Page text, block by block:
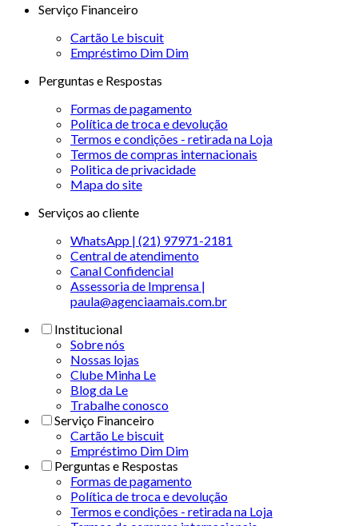
Serviço Financeiro
Cartão Le biscuit
Empréstimo Dim Dim
Perguntas e Respostas
Formas de pagamento
Política de troca e devolução
Termos e condições - retirada na Loja
Termos de compras internacionais
Politica de privacidade
Mapa do site
Serviços ao cliente
WhatsApp | (21) 97971-2181
Central de atendimento
Canal Confidencial
Assessoria de Imprensa |
paula@agenciaamais.com.br
Institucional
Sobre nós
Nossas lojas
Clube Minha Le
Blog da Le
Trabalhe conosco
Serviço Financeiro
Cartão Le biscuit
Empréstimo Dim Dim
Perguntas e Respostas
Formas de pagamento
Política de troca e devolução
Termos e condições - retirada na Loja